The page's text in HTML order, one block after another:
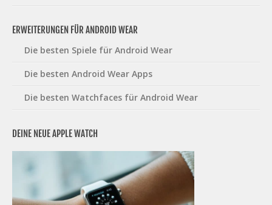
ERWEITERUNGEN FÜR ANDROID WEAR
Die besten Spiele für Android Wear
Die besten Android Wear Apps
Die besten Watchfaces für Android Wear
DEINE NEUE APPLE WATCH